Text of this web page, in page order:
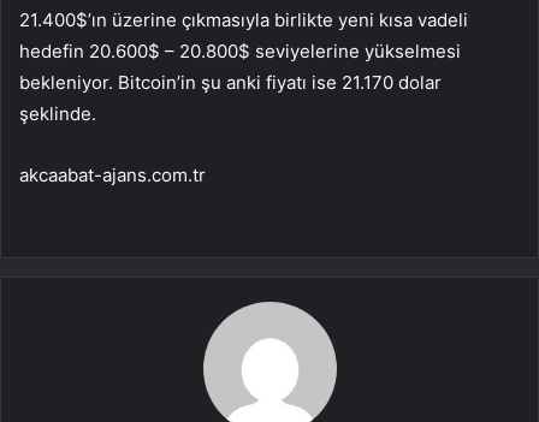
21.400$’ın üzerine çıkmasıyla birlikte yeni kısa vadeli
hedefin 20.600$ – 20.800$ seviyelerine yükselmesi
bekleniyor. Bitcoin’in şu anki fiyatı ise 21.170 dolar
şeklinde.
akcaabat-ajans.com.tr